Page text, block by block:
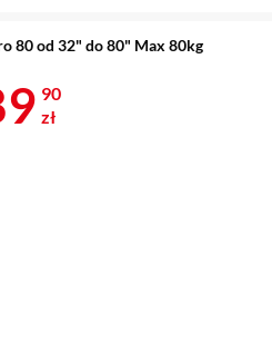
80 od 32" do 80" Max 80kg
89,90
90
zł